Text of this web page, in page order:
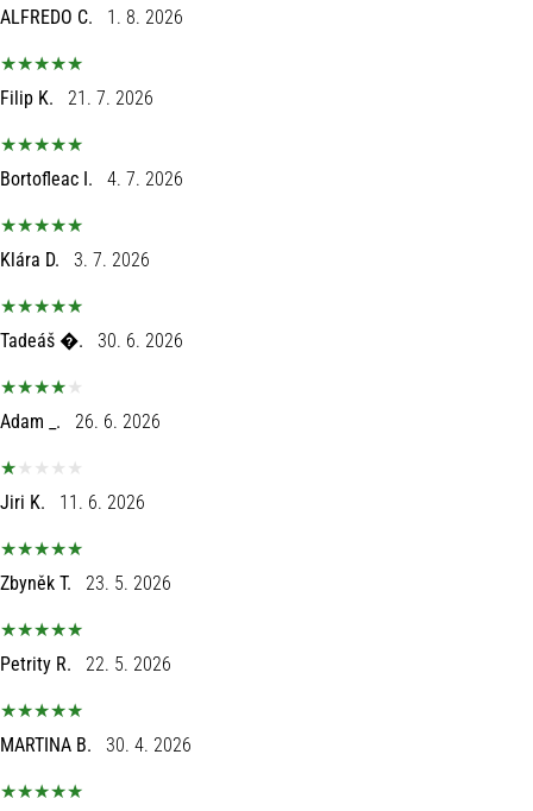
•
Play
for
More
se
za
EURO
2025
službenim
dresovima
i
kopačkama
adidas
Budi
dio
svake
utakmice,
ALFREDO C. 1. 8. 2026
Filip K. 21. 7. 2026
Bortofleac I. 4. 7. 2026
Klára D. 3. 7. 2026
Tadeáš �. 30. 6. 2026
Adam _. 26. 6. 2026
Jiri K. 11. 6. 2026
Zbyněk T. 23. 5. 2026
Petrity R. 22. 5. 2026
MARTINA B. 30. 4. 2026